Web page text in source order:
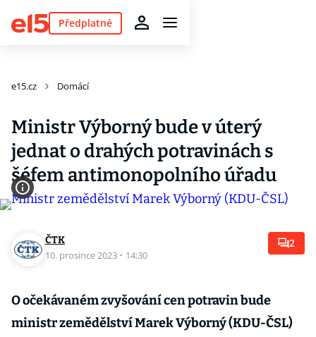
Předplatné
e15.cz Domácí
Ministr Výborný bude v úterý
jednat o drahých potravinách s
šéfem antimonopolního úřadu
ČTK
10. prosince 2023 · 14:30
2
O očekávaném zvyšování cen potravin bude
ministr zemědělství Marek Výborný (KDU-ČSL)